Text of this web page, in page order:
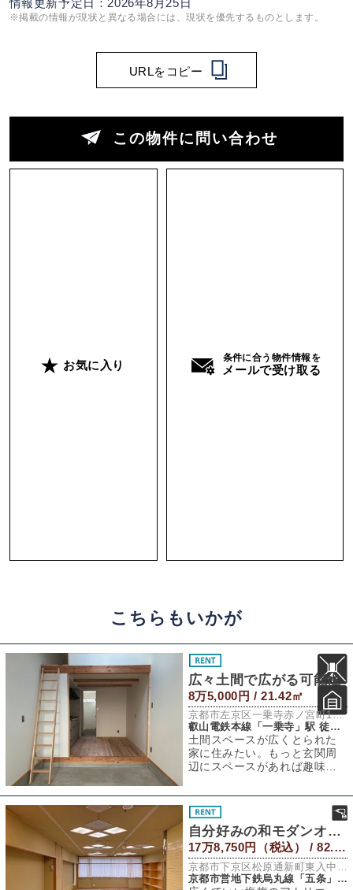
情報更新予定日：2026年8月25日
※掲載の情報が現状と異なる場合には、現状を優先するものとします。
URLをコピー
この物件に問い合わせ
お気に入り
条件に合う物件情報を
メールで受け取る
こちらもいかが
広々土間で広がる可能性
8万5,000円 / 21.42㎡
京都市左京区一乗寺赤ノ宮町11-19
叡山電鉄本線「一乗寺」駅 徒歩7分
土間スペースが広くとられた
家に住みたい。もっと玄関周
辺にスペースがあれば趣味の
叶えられる今回の
自分好みの和モダンオフィスに
17万8,750円（税込） / 82.63㎡
京都市下京区松原通新町東入中野之町187
京都市営地下鉄烏丸線「五条」駅 徒歩6分